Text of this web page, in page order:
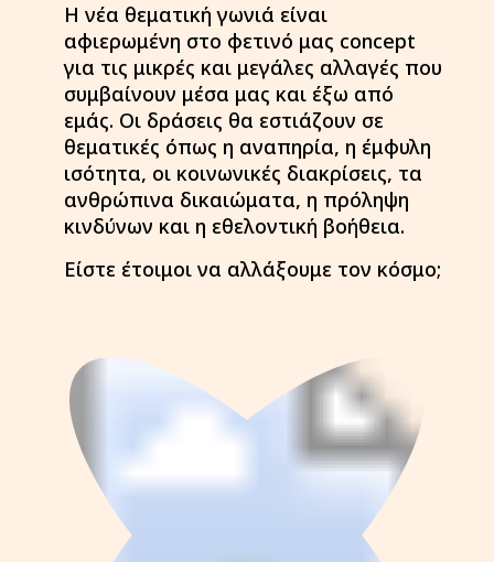
Η νέα θεματική γωνιά είναι
αφιερωμένη στο φετινό μας concept
για τις μικρές και μεγάλες αλλαγές που
συμβαίνουν μέσα μας και έξω από
εμάς. Οι δράσεις θα εστιάζουν σε
θεματικές όπως η αναπηρία, η έμφυλη
ισότητα, οι κοινωνικές διακρίσεις, τα
ανθρώπινα δικαιώματα, η πρόληψη
κινδύνων και η εθελοντική βοήθεια.
Είστε έτοιμοι να αλλάξουμε τον κόσμο;